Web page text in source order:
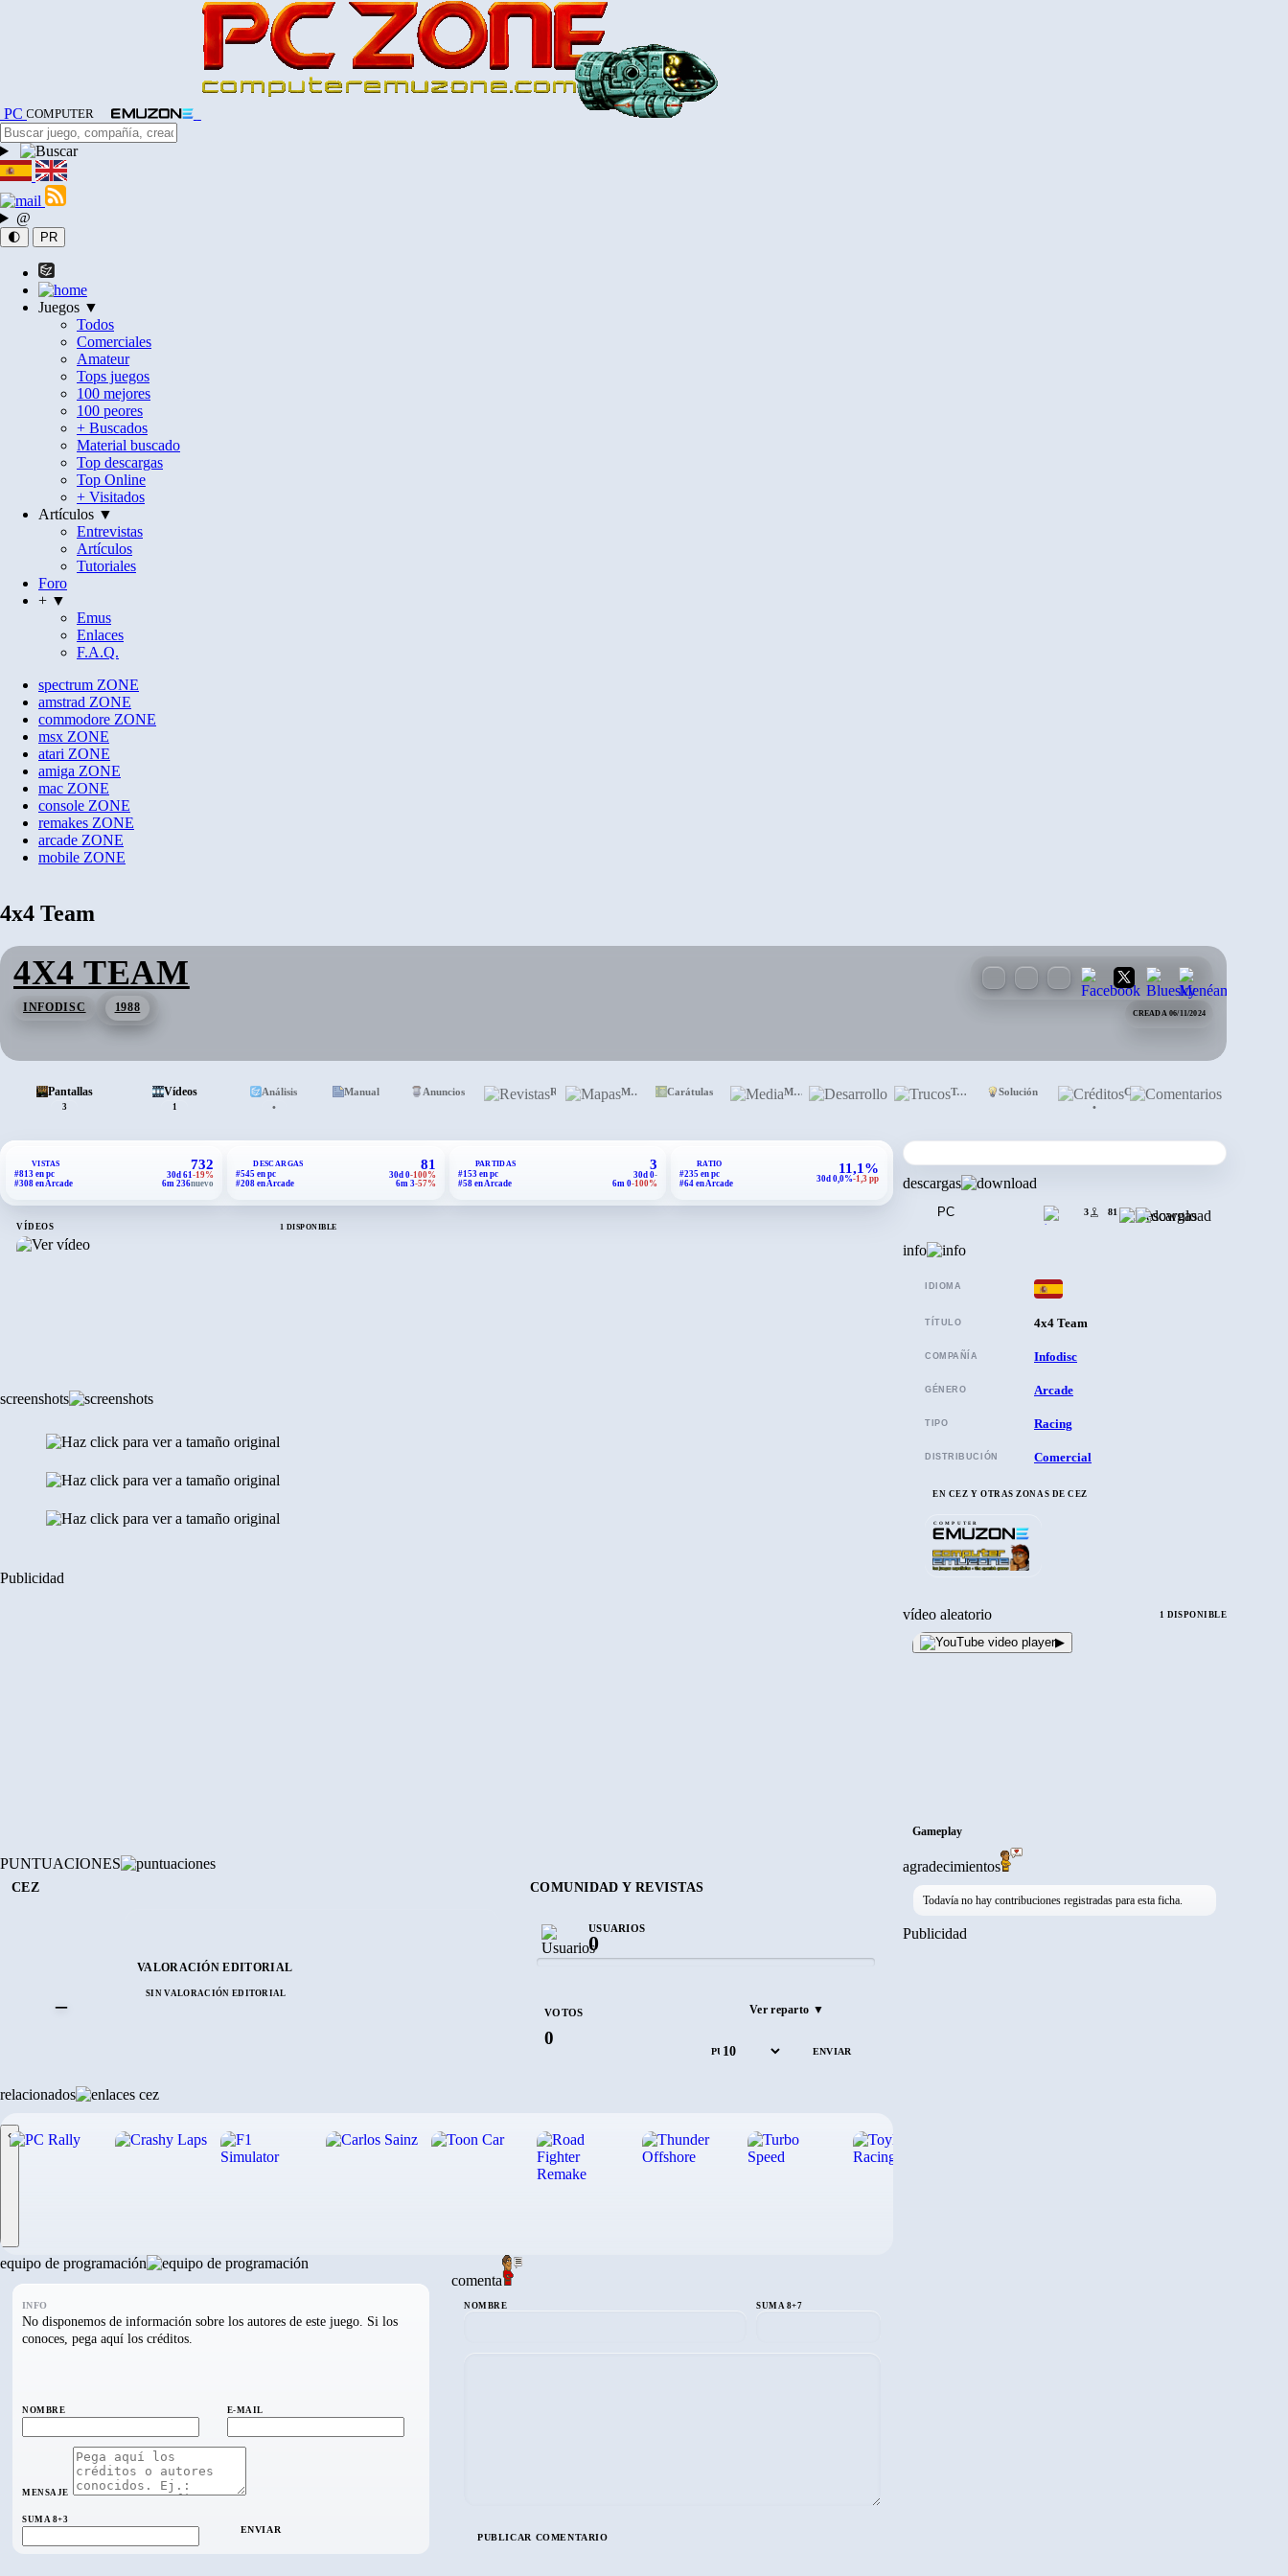
PC COMPUTER
@
🌓 PR
Juegos ▼
Todos
Comerciales
Amateur
Tops juegos
100 mejores
100 peores
+ Buscados
Material buscado
Top descargas
Top Online
+ Visitados
Artículos ▼
Entrevistas
Artículos
Tutoriales
Foro
+ ▼
Emus
Enlaces
F.A.Q.
spectrum ZONE
amstrad ZONE
commodore ZONE
msx ZONE
atari ZONE
amiga ZONE
mac ZONE
console ZONE
remakes ZONE
arcade ZONE
mobile ZONE
4x4 Team
4X4 TEAM
INFODISC 1988 CREADA 06/11/2024
Pantallas
3
Vídeos
1
Análisis
•
Manual Anuncios Mapas Carátulas Media Desarrollo Trucos Solución
Créditos
•
descargas
PC 3 81
info
IDIOMA
TÍTULO 4x4 Team
COMPAÑÍA Infodisc
GÉNERO Arcade
TIPO Racing
DISTRIBUCIÓN Comercial
EN CEZ Y OTRAS ZONAS DE CEZ
COMPUTER
vídeo aleatorio 1 DISPONIBLE
▶
Gameplay
agradecimientos
Todavía no hay contribuciones registradas para esta ficha.
Publicidad
VISTAS
#813 en pc
#308 en Arcade
732
30d 61-19%
6m 236nuevo
DESCARGAS
#545 en pc
#208 en Arcade
81
30d 0-100%
6m 3-57%
PARTIDAS
#153 en pc
#58 en Arcade
3
30d 0-
6m 0-100%
RATIO
#235 en pc
#64 en Arcade
11,1%
30d 0,0%-1,3 pp
VÍDEOS 1 DISPONIBLE
screenshots
Publicidad
PUNTUACIONES
CEZ
–
VALORACIÓN EDITORIAL
SIN VALORACIÓN EDITORIAL
COMUNIDAD Y REVISTAS
USUARIOS
0
VOTOS
0
Ver reparto ▼
PUNTÚA
relacionados
‹
equipo de programación
INFO
No disponemos de información sobre los autores de este juego. Si los
conoces, pega aquí los créditos.
NOMBRE E-MAIL
SUMA 8+3
MENSAJE
ENVIAR
comenta
NOMBRE SUMA 8+7